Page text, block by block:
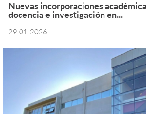
Nuevas incorporaciones
docencia e investigación en...
29.01.2026